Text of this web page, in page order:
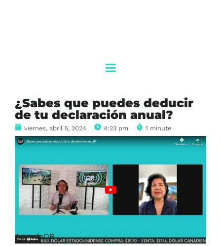
¿Sabes que puedes deducir
de tu declaración anual?
viernes, abril 5, 2024 4:23 pm 1 minute
AgendaQR